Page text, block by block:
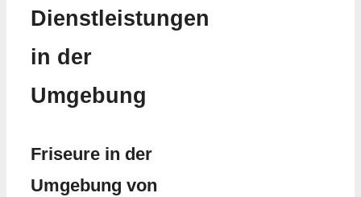
Dienstleistungen
in der
Umgebung
Friseure in der
Umgebung von